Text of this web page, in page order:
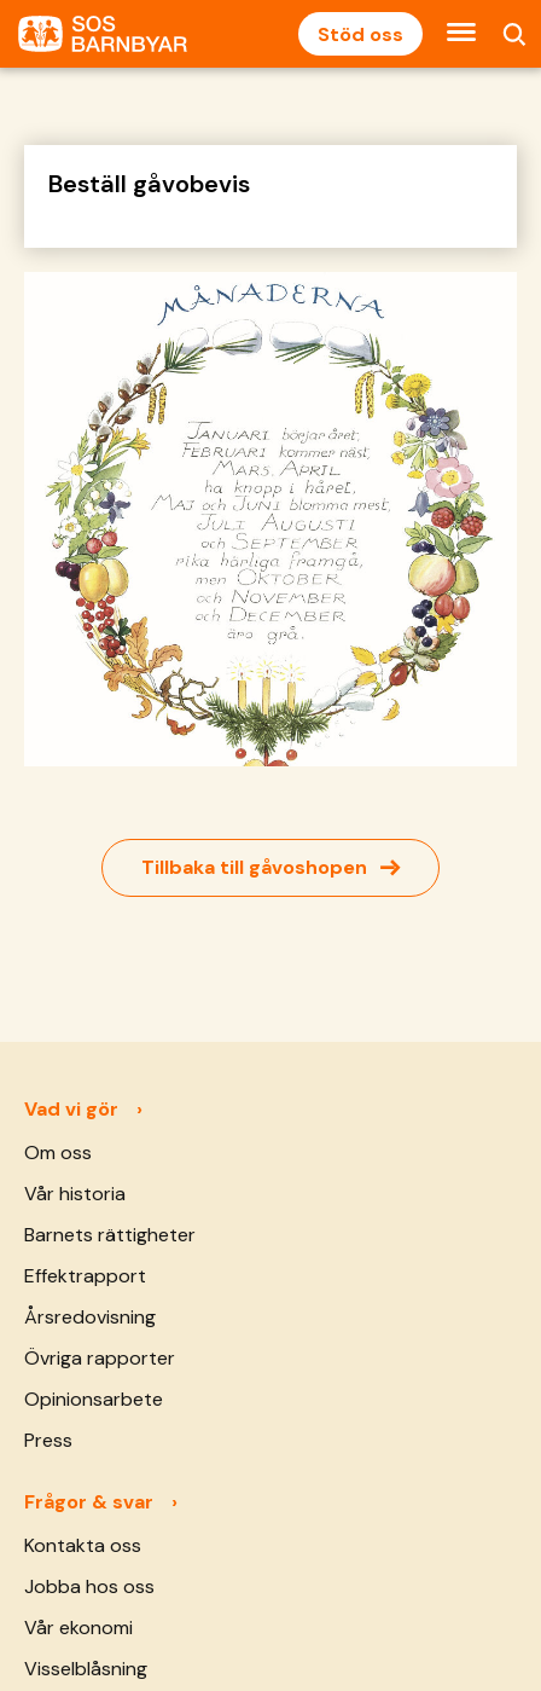
Stöd oss
Beställ gåvobevis
Tillbaka till gåvoshopen →
Vad vi gör
Om oss
Vår historia
Barnets rättigheter
Effektrapport
Årsredovisning
Övriga rapporter
Opinionsarbete
Press
Frågor & svar
Kontakta oss
Jobba hos oss
Vår ekonomi
Visselblåsning